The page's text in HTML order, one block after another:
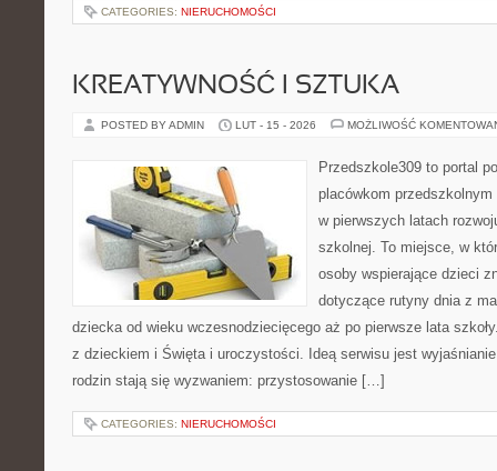
CATEGORIES: NIERUCHOMOŚCI
KREATYWNOŚĆ I SZTUKA
POSTED BY ADMIN LUT - 15 - 2026 MOŻLIWOŚĆ
Przedszkole309 to portal
placówkom
w pierwszych latach
szkolnej. To miejsce, w
osoby wspierające dzieci
dotyczące rutyny dnia z
dziecka od wieku wczesnodziecięcego aż po pierwsze lata
z dzieckiem i Święta i uroczystości. Ideą serwisu jest
rodzin stają się wyzwaniem: przystosowanie […]
CATEGORIES: NIERUCHOMOŚCI